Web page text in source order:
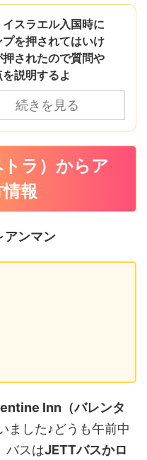
イスラエル入国時に
プを押されてはいけ
されたので質問や
説明するよ
続きを見る
ラ）からア
報
アンマン
Inn（バレンタ
ました♪どうも午前中
バスはJETTバスかロ